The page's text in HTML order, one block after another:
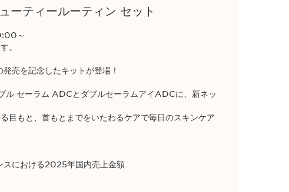
ーティールーティン セット​
～​
。​
売を記念したキットが登場！​
ル セーラム ADCとダブルセーラムアイADCに、新ネッ
目もと、首もとまでをいたわるケアで毎日のスキンケア
スにおける2025年国内売上金額​